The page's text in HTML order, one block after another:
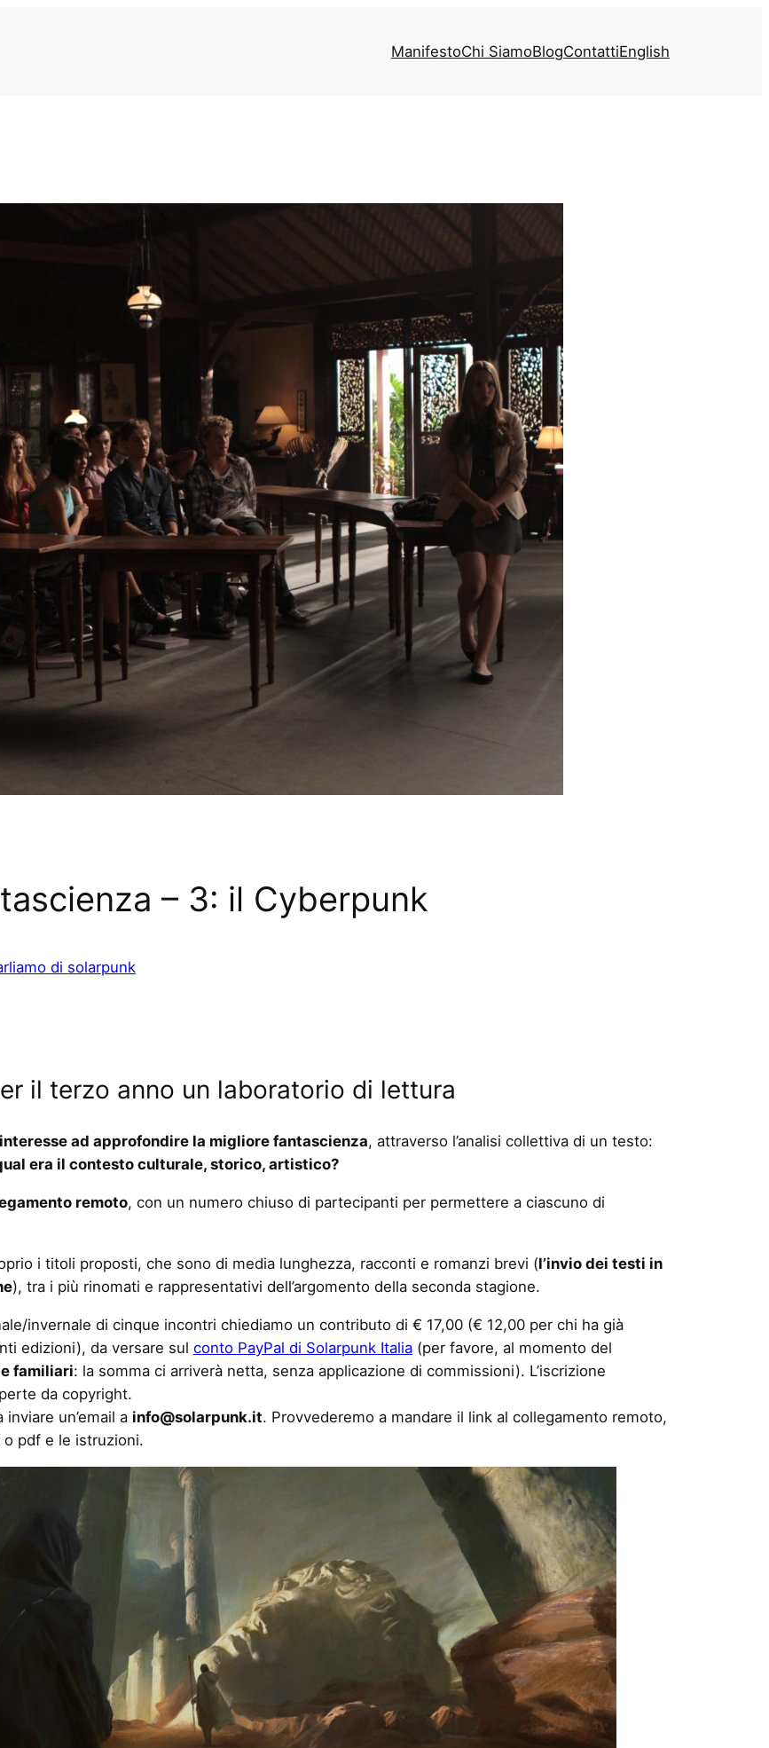
ManifestoChi SiamoBlogContattiEnglish
– 3: il Cyberpunk
di solarpunk
il terzo anno un laboratorio di lettura
ad approfondire la migliore fantascienza, attraverso l’analisi collettiva di un testo:
era il contesto culturale, storico, artistico?
remoto, con un numero chiuso di partecipanti per permettere a ciascuno di
i titoli proposti, che sono di media lunghezza, racconti e romanzi brevi (l’invio dei testi in
), tra i più rinomati e rappresentativi dell’argomento della seconda stagione.
invernale di cinque incontri chiediamo un contributo di € 17,00 (€ 12,00 per chi ha già
edizioni), da versare sul conto PayPal di Solarpunk Italia (per favore, al momento del
familiari: la somma ci arriverà netta, senza applicazione di commissioni). L’iscrizione
da copyright.
un’email a info@solarpunk.it. Provvederemo a mandare il link al collegamento remoto,
pdf e le istruzioni.